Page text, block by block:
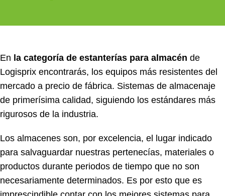
En la categoría de estanterías para almacén de
Logisprix encontrarás, los equipos más resistentes del
mercado a precio de fábrica. Sistemas de almacenaje
de primerísima calidad, siguiendo los estándares más
rigurosos de la industria.
Los almacenes son, por excelencia, el lugar indicado
para salvaguardar nuestras pertenecías, materiales o
productos durante periodos de tiempo que no son
necesariamente determinados. Es por esto que es